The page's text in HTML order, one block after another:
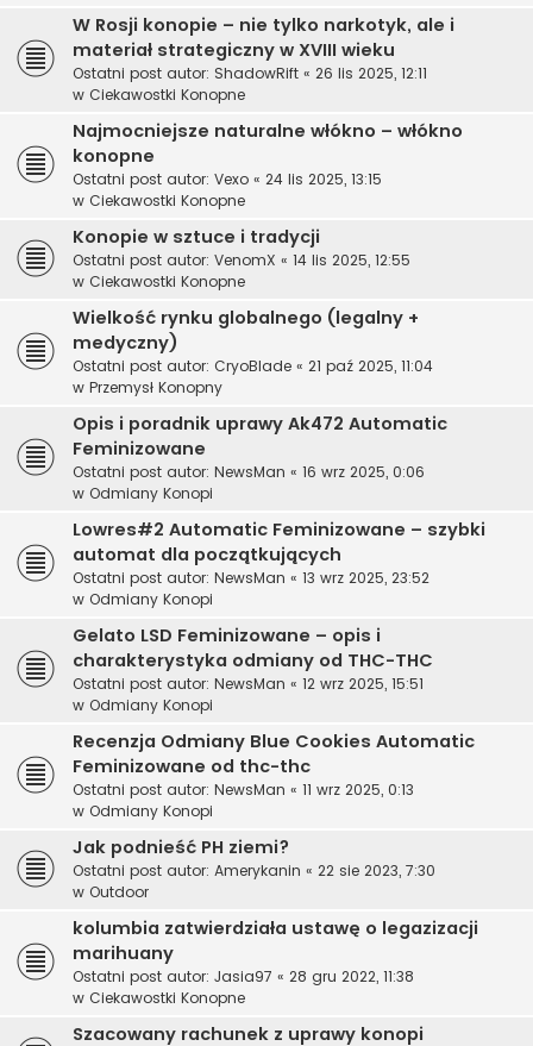
W Rosji konopie – nie tylko narkotyk, ale i
materiał strategiczny w XVIII wieku
Ostatni post autor: ShadowRift « 26 lis 2025, 12:11
w Ciekawostki Konopne
Najmocniejsze naturalne włókno – włókno
konopne
Ostatni post autor: Vexo « 24 lis 2025, 13:15
w Ciekawostki Konopne
Konopie w sztuce i tradycji
Ostatni post autor: VenomX « 14 lis 2025, 12:55
w Ciekawostki Konopne
Wielkość rynku globalnego (legalny +
medyczny)
Ostatni post autor: CryoBlade « 21 paź 2025, 11:04
w Przemysł Konopny
Opis i poradnik uprawy Ak472 Automatic
Feminizowane
Ostatni post autor: NewsMan « 16 wrz 2025, 0:06
w Odmiany Konopi
Lowres#2 Automatic Feminizowane – szybki
automat dla początkujących
Ostatni post autor: NewsMan « 13 wrz 2025, 23:52
w Odmiany Konopi
Gelato LSD Feminizowane – opis i
charakterystyka odmiany od THC-THC
Ostatni post autor: NewsMan « 12 wrz 2025, 15:51
w Odmiany Konopi
Recenzja Odmiany Blue Cookies Automatic
Feminizowane od thc-thc
Ostatni post autor: NewsMan « 11 wrz 2025, 0:13
w Odmiany Konopi
Jak podnieść PH ziemi?
Ostatni post autor: Amerykanin « 22 sie 2023, 7:30
w Outdoor
kolumbia zatwierdziała ustawę o legazizacji
marihuany
Ostatni post autor: Jasia97 « 28 gru 2022, 11:38
w Ciekawostki Konopne
Szacowany rachunek z uprawy konopi